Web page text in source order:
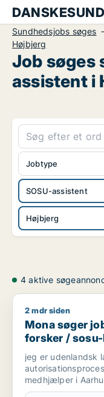
Sundhedsjobs søges
Højbjerg
Job søges
assistent i
SOSU-assistent
Højbjerg
Jobtype
4 aktive
Mona søger job
2 mdr siden
Mona søger
forsker /
jeg er udenlandsk
medhjælper i